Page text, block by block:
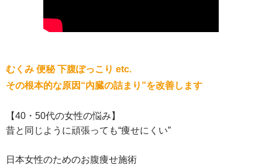
むくみ 便秘 下腹ぽっこり etc.
その根本的な原因“内臓の詰まり”を改善します
【40・50代の女性の悩み】
昔と同じように頑張っても“痩せにくい”
日本女性のためのお腹痩せ施術